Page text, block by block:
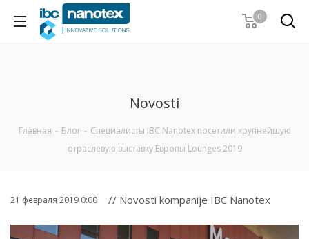
0
Novosti
Главная - Блог - Специалисты IBC Nanotex посетили крупнейшую
отраслевую выставку Европы Lounges 2019
21 февраля 2019 0:00 // Novosti kompanije IBC Nanotex